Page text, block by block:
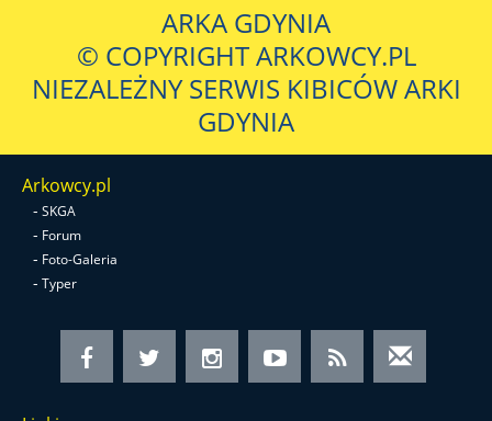
ARKA GDYNIA
© COPYRIGHT ARKOWCY.PL
NIEZALEŻNY SERWIS KIBICÓW ARKI
GDYNIA
Arkowcy.pl
- SKGA
- Forum
- Foto-Galeria
- Typer